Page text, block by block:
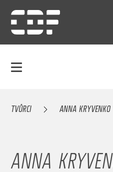
TVŮRCI ANNA KRYVENKO
ANNA